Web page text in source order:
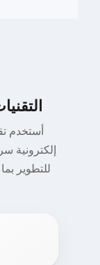
أستخدم
إلكترونية
للتطوير